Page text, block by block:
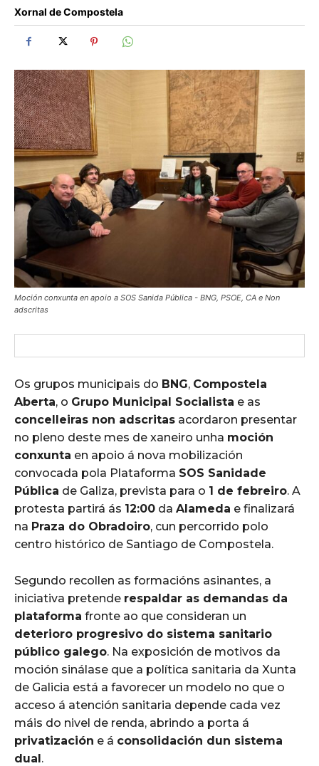
Xornal de Compostela
Moción conxunta en apoio a SOS Sanida Pública - BNG, PSOE, CA e Non
adscritas
Os grupos municipais do BNG, Compostela
Aberta, o Grupo Municipal Socialista e as
concelleiras non adscritas acordaron presentar
no pleno deste mes de xaneiro unha moción
conxunta en apoio á nova mobilización
convocada pola Plataforma SOS Sanidade
Pública de Galiza, prevista para o 1 de febreiro. A
protesta partirá ás 12:00 da Alameda e finalizará
na Praza do Obradoiro, cun percorrido polo
centro histórico de Santiago de Compostela.
Segundo recollen as formacións asinantes, a
iniciativa pretende respaldar as demandas da
plataforma fronte ao que consideran un
deterioro progresivo do sistema sanitario
público galego. Na exposición de motivos da
moción sinálase que a política sanitaria da Xunta
de Galicia está a favorecer un modelo no que o
acceso á atención sanitaria depende cada vez
máis do nivel de renda, abrindo a porta á
privatización e á consolidación dun sistema
dual.